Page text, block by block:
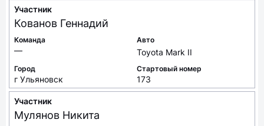
Участник
Кованов Геннадий
Команда
—
Авто
Toyota Mark II
Город
г Ульяновск
Стартовый номер
173
Участник
Мулянов Никита